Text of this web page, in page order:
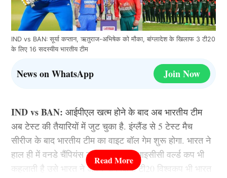
IND vs BAN: सूर्या कप्तान, ऋतुराज-अभिषेक को मौका, बांग्लादेश के खिलाफ 3 टी20
के लिए 16 सदस्यीय भारतीय टीम
News on WhatsApp Join Now
IND vs BAN: आईपीएल खत्म होने के बाद अब भारतीय टीम
अब टेस्ट की तैयारियों में जुट चुका है. इंग्लैंड से 5 टेस्ट मैच
सीरीज के बाद भारतीय टीम का वाइट बॉल गेम शुरू होगा. भारत ने
हाल ही में वनडे चैंपियंस ट्रॉफी जो मिनी आइसीसी वर्ल्ड कप भी
कहलाती है उसे भारत ने अपने नाम किया टी20 विश्वकप भी भारत